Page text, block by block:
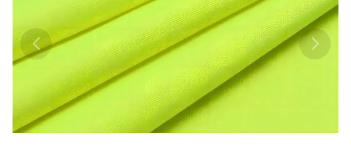
PERSONNALISATION
À PROPOS DE NOUS
NOUVELLES
INDUSTRIE